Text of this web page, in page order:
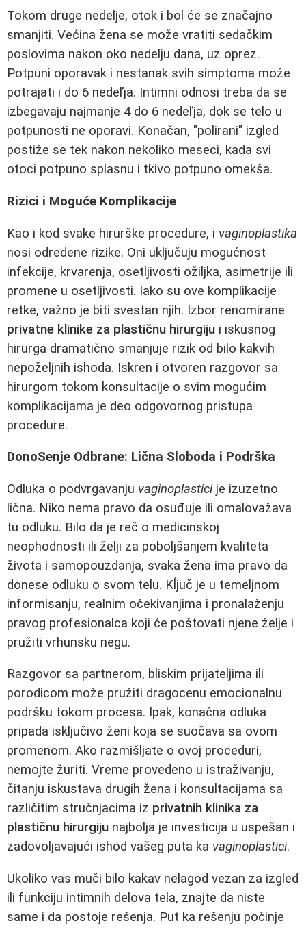
Tokom druge nedelje, otok i bol će se značajno
smanjiti. Većina žena se može vratiti sedačkim
poslovima nakon oko nedelju dana, uz oprez.
Potpuni oporavak i nestanak svih simptoma može
potrajati i do 6 nedeľja. Intimni odnosi treba da se
izbegavaju najmanje 4 do 6 nedeľja, dok se telo u
potpunosti ne oporavi. Konačan, "polirani" izgled
postiže se tek nakon nekoliko meseci, kada svi
otoci potpuno splasnu i tkivo potpuno omekša.
Rizici i Moguće Komplikacije
Kao i kod svake hirurške procedure, i vaginoplastika
nosi odredene rizike. Oni uključuju mogućnost
infekcije, krvarenja, osetljivosti ožiljka, asimetrije ili
promene u osetljivosti. Iako su ove komplikacije
retke, važno je biti svestan njih. Izbor renomirane
privatne klinike za plastičnu hirurgiju i iskusnog
hirurga dramatično smanjuje rizik od bilo kakvih
nepoželjnih ishoda. Iskren i otvoren razgovor sa
hirurgom tokom konsultacije o svim mogućim
komplikacijama je deo odgovornog pristupa
procedure.
DonoSenje Odbrane: Lična Sloboda i Podrška
Odluka o podvrgavanju vaginoplasticije izuzetno
lična. Niko nema pravo da osuđuje ili omalovažava
tu odluku. Bilo da je reč o medicinskoj
neophodnosti ili želji za poboljšanjem kvaliteta
života i samopouzdanja, svaka žena ima pravo da
donese odluku o svom telu. Kĺjuč je u temeljnom
informisanju, realnim očekivanjima i pronalaženju
pravog profesionalca koji će poštovati njene želje i
pružiti vrhunsku negu.
Razgovor sa partnerom, bliskim prijateljima ili
porodicom može pružiti dragocenu emocionalnu
podršku tokom procesa. Ipak, konačna odluka
pripada isključivo ženi koja se suočava sa ovom
promenom. Ako razmišljate o ovoj proceduri,
nemojte žuriti. Vreme provedeno u istraživanju,
čitanju iskustava drugih žena i konsultacijama sa
različitim stručnjacima iz privatnih klinika za
plastičnu hirurgiju najbolja je investicija u uspešan i
zadovoljavajući ishod vašeg puta ka vaginoplastici.
Ukoliko vas muči bilo kakav nelagod vezan za izgled
ili funkciju intimnih delova tela, znajte da niste
same i da postoje rešenja. Put ka rešenju počinje